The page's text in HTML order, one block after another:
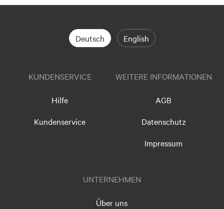
Deutsch English
KUNDENSERVICE
Hilfe
Kundenservice
WEITERE INFORMATIONEN
AGB
Datenschutz
Impressum
UNTERNEHMEN
Über uns